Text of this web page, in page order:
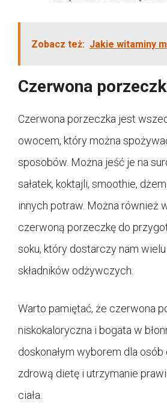
Zobacz też: Jakie witaminy
Czerwona
Czerwona porzeczka jest
owocem, który można
sposobów. Można jeść je na
sałatek, koktajli, smoothie,
innych potraw. Można również
czerwoną porzeczkę do
soku, który dostarczy nam
składników odżywczych.
Warto pamiętać, że czerwona
niskokaloryczna i bogata w
doskonałym wyborem dla
zdrową dietę i utrzymanie
ciała.